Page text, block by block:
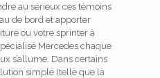
au sérieux ces témoins
de bord et apporter
ou votre sprinter à
Mercedes chaque
s’allume. Dans certains
simple (telle que la